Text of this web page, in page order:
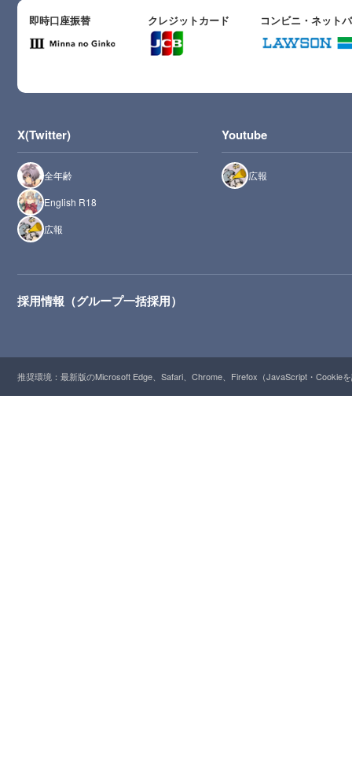
即時口座振替 クレジットカード コンビニ・ネット
X(Twitter)
全年齢
English R18
広報
Youtube
広報
採用情報（グループ一括採用）
推奨環境：最新版のMicrosoft Edge、Safari、Chrome、Firefox（JavaScript・Cookie